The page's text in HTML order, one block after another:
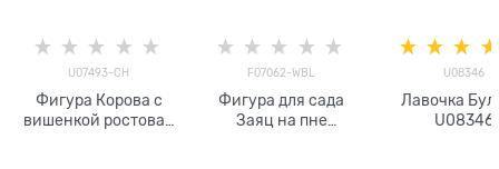
U07493-CH
Фигура Корова с
вишенкой ростовая
F07062-WBL
Фигура для сада
Заяц на пне
U08346
Лавочка
U08346